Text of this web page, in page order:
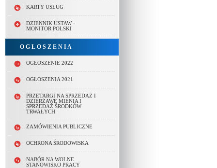
KARTY USŁUG
DZIENNIK USTAW -
MONITOR POLSKI
O G Ł O S Z E N I A
OGŁOSZENIE 2022
OGŁOSZENIA 2021
PRZETARGI NA SPRZEDAŻ I
DZIERŻAWĘ MIENIA I
SPRZEDAŻ ŚRODKÓW
TRWAŁYCH
ZAMÓWIENIA PUBLICZNE
OCHRONA ŚRODOWISKA
NABÓR NA WOLNE
STANOWISKO PRACY